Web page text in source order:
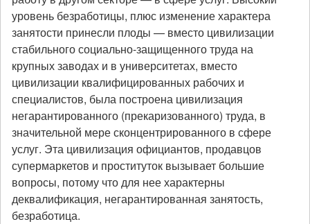
уровень безработицы, плюс изменение характера
занятости принесли плоды — вместо цивилизации
стабильного социально-защищенного труда на
крупных заводах и в университетах, вместо
цивилизации квалифицированных рабочих и
специалистов, была построена цивилизация
негарантированного (прекаризованного) труда, в
значительной мере сконцентрированного в сфере
услуг. Эта цивилизация официантов, продавцов
супермаркетов и проституток вызывает большие
вопросы, потому что для нее характерны
деквалификация, негарантированная занятость,
безработица.